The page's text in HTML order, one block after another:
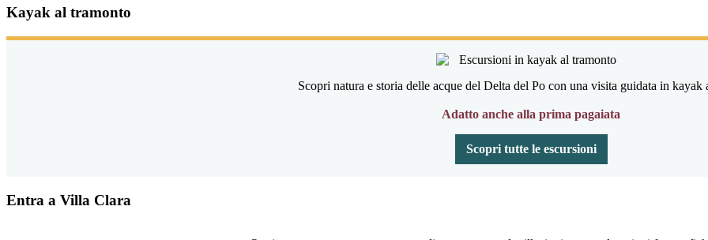
Kayak al tramonto
Scopri natura e storia delle acque del Delta del Po con una visita guidata in kayak
Adatto anche alla prima pagaiata
Scopri tutte le escursioni
Entra a Villa Clara